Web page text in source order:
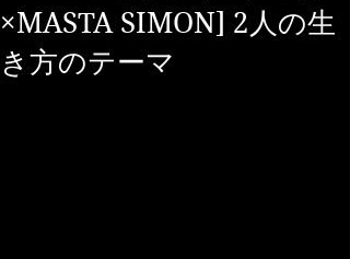
×MASTA SIMON] 2人の生
き方のテーマ